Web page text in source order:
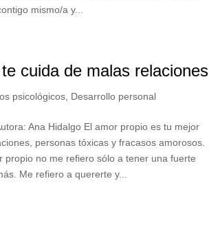
mismo/a y...
cuida de malas relaciones
psicológicos Desarrollo personal
Ana Hidalgo El amor propio es tu mejor
personas tóxicas y fracasos amorosos.
propio no me refiero sólo a tener una fuerte
Me refiero a quererte y...